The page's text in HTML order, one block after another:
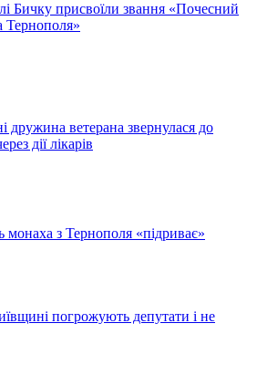
Бичку присвоїли звання «Почесний
Тернополя»
дружина ветерана звернулася до
дії лікарів
монаха з Тернополя «підриває»
погрожують депутати і не